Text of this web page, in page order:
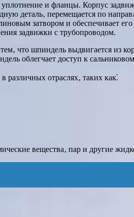
и фланцы. Корпус
деталь‚ перемещается по
затвором и обеспечивает
задвижки с трубопроводом.
шпиндель выдвигается из
облегчает доступ к
отраслях‚ таких как⁚
вещества‚ пар и другие